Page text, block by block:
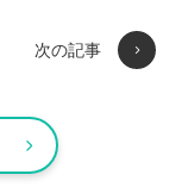
次の記事